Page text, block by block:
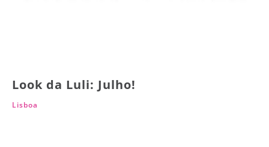
Look da Luli: Julho!
Lisboa